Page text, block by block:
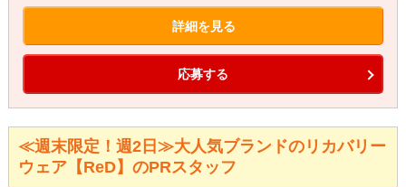
詳細を見る
応募する
≪週末限定！週2日≫大人気ブランドのリカバリー
ウェア【ReD】のPRスタッフ